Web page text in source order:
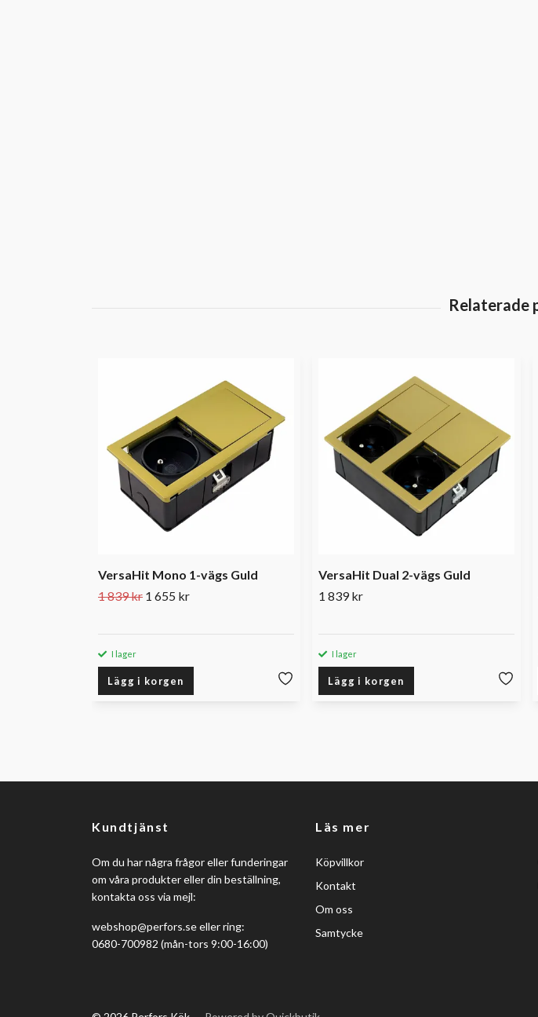
VersaHit Mono 1-vägs Guld
1 839 kr 1 655 kr
I lager
Lägg i korgen
VersaHit Dual 2-vägs Guld
1 839 kr
I lager
Lägg i korgen
Kundtjänst
Om du har några frågor eller funderingar
om våra produkter eller din beställning,
kontakta oss via mejl:
webshop@perfors.seeller ring:
0680-700982 (mån-tors 9:00-16:00)
Läs mer
Köpvillkor
Kontakt
Om oss
Samtycke